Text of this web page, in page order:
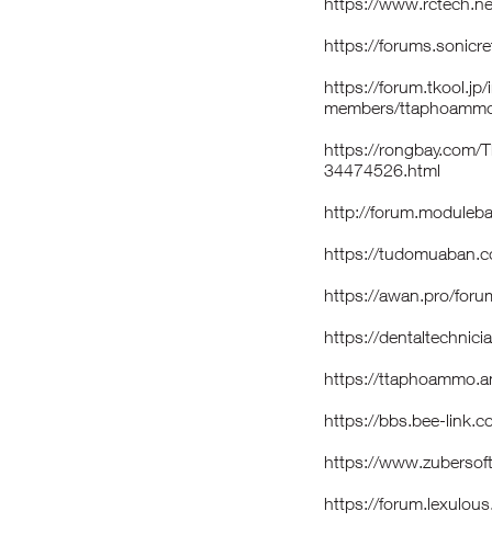
https://
https://forum.tkool.jp/
members/
https://rongbay.com/
34474526.html
http://
https://
https://awan.pro/
https://
https://
https://bbs.bee-
https://
https://